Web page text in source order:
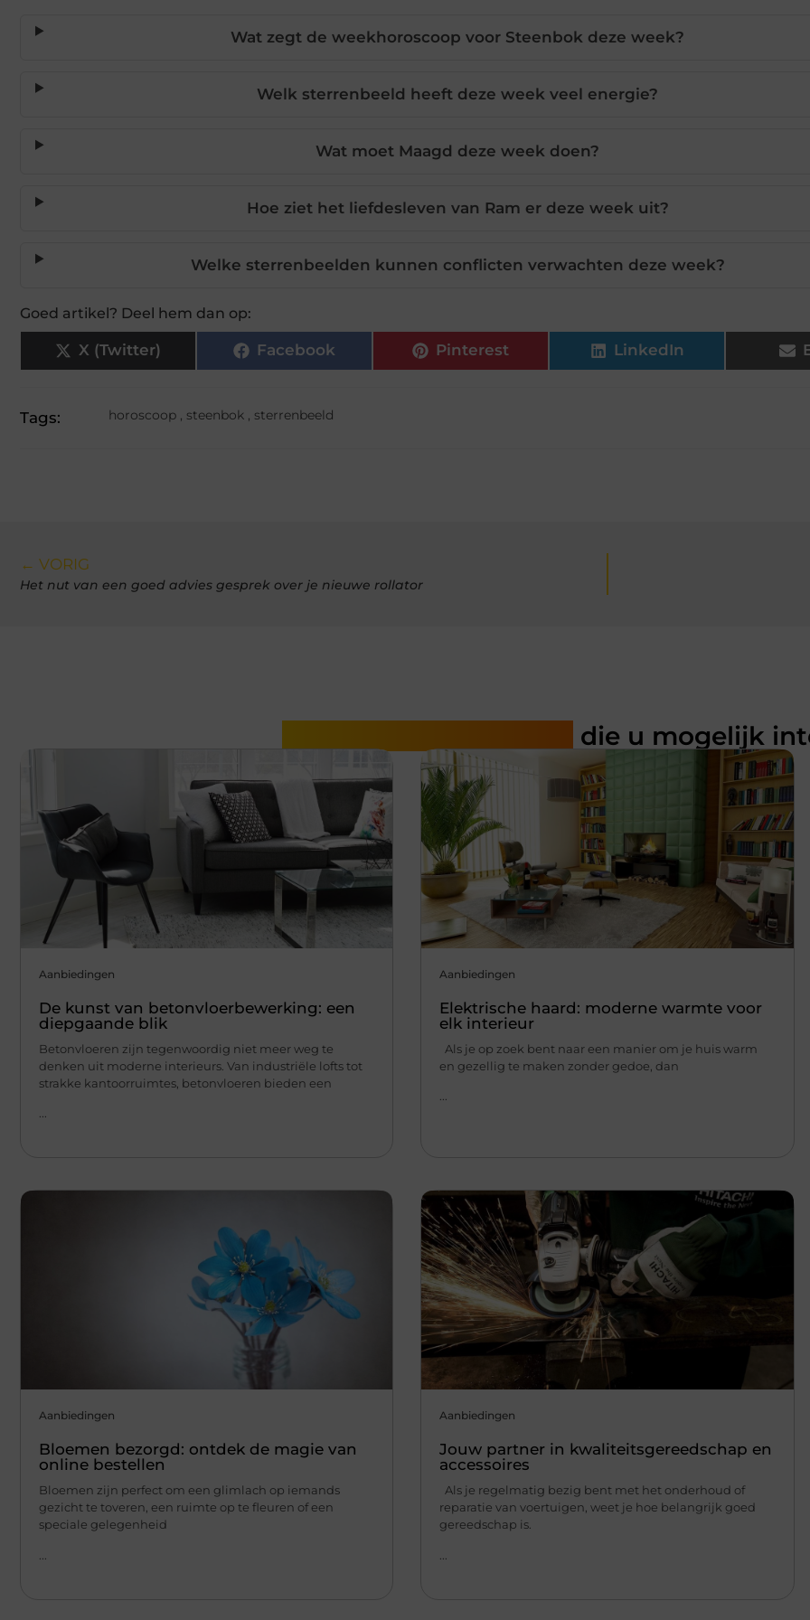
Wat zegt de weekhoroscoop voor Steenbok deze week?
Welk sterrenbeeld heeft deze week veel energie?
Wat moet Maagd deze week doen?
Hoe ziet het liefdesleven van Ram er deze week uit?
Welke sterrenbeelden kunnen conflicten verwachten deze week?
Goed artikel? Deel hem dan op:
X (Twitter) Facebook Pinterest LinkedIn
Tags: horoscoop, steenbok, sterrenbeeld
← VORIG
Het nut van een goed advies gesprek over je nieuwe rollator
die u mogelijk
Aanbiedingen
De kunst van betonvloerbewerking: een
diepgaande blik
Betonvloeren zijn tegenwoordig niet meer weg te
denken uit moderne interieurs. Van industriële lofts tot
strakke kantoorruimtes, betonvloeren bieden een
...
Aanbiedingen
Elektrische haard: moderne warmte voor
elk interieur
Als je op zoek bent naar een manier om je huis warm
en gezellig te maken zonder gedoe, dan
...
Aanbiedingen
Bloemen bezorgd: ontdek de magie van
online bestellen
Bloemen zijn perfect om een glimlach op iemands
gezicht te toveren, een ruimte op te fleuren of een
speciale gelegenheid
Aanbiedingen
Jouw partner in kwaliteitsgereedschap en
accessoires
Als je regelmatig bezig bent met het onderhoud of
reparatie van voertuigen, weet je hoe belangrijk goed
gereedschap is.